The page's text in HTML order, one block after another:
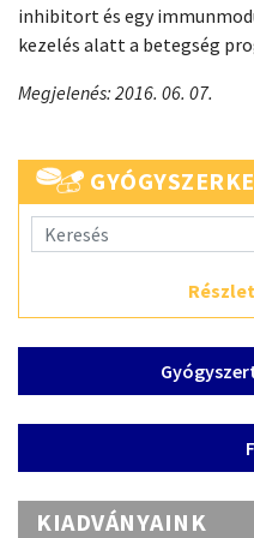
inhibitort és egy
kezelés alatt a betegség
Megjelenés: 2016. 06. 07.
KIADVÁNYAINK